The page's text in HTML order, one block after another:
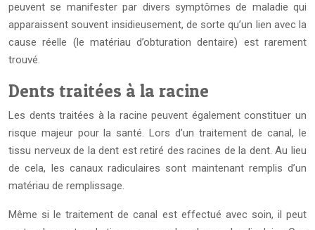
peuvent se manifester par divers symptômes de maladie qui
apparaissent souvent insidieusement, de sorte qu’un lien avec la
cause réelle (le matériau d’obturation dentaire) est rarement
trouvé.
Dents traitées à la racine
Les dents traitées à la racine peuvent également constituer un
risque majeur pour la santé. Lors d’un traitement de canal, le
tissu nerveux de la dent est retiré des racines de la dent. Au lieu
de cela, les canaux radiculaires sont maintenant remplis d’un
matériau de remplissage.
Même si le traitement de canal est effectué avec soin, il peut